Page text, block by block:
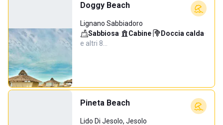
Doggy Beach
Lignano Sabbiadoro
Sabbiosa· Cabine· Doccia calda·
e altri 8…
Pineta Beach
Lido Di Jesolo, Jesolo